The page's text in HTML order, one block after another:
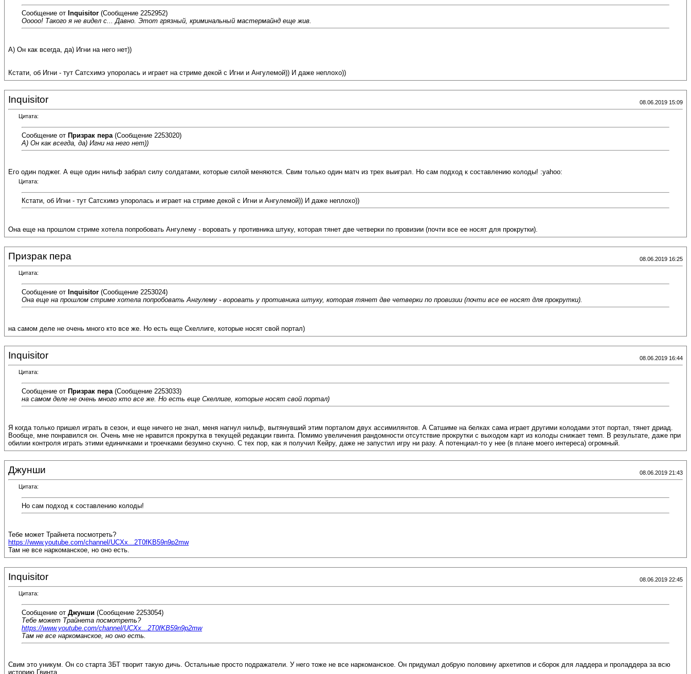
Сообщение от Inquisitor (Сообщение 2252952)
Ооооо! Такого я не видел с... Давно. Этот грязный, криминальный мастермайнд еще жив.
А) Он как всегда, да) Игни на него нет))
Кстати, об Игни - тут Сатсхимэ упоролась и играет на стриме декой с Игни и Ангулемой)) И даже неплохо))
Inquisitor 08.06.2019 15:09
Цитата:
Сообщение от Призрак пера (Сообщение 2253020)
А) Он как всегда, да) Игни на него нет))
Его один поджег. А еще один нильф забрал силу солдатами, которые силой меняются. Свим только один матч из трех выиграл. Но сам подход к составлению колоды! :yahoo:
Цитата:
Кстати, об Игни - тут Сатсхимэ упоролась и играет на стриме декой с Игни и Ангулемой)) И даже неплохо))
Она еще на прошлом стриме хотела попробовать Ангулему - воровать у противника штуку, которая тянет две четверки по провизии (почти все ее носят для прокрутки).
Призрак пера 08.06.2019 16:25
Цитата:
Сообщение от Inquisitor (Сообщение 2253024)
Она еще на прошлом стриме хотела попробовать Ангулему - воровать у противника штуку, которая тянет две четверки по провизии (почти все ее носят для прокрутки).
на самом деле не очень много кто все же. Но есть еще Скеллиге, которые носят свой портал)
Inquisitor 08.06.2019 16:44
Цитата:
Сообщение от Призрак пера (Сообщение 2253033)
на самом деле не очень много кто все же. Но есть еще Скеллиге, которые носят свой портал)
Я когда только пришел играть в сезон, и еще ничего не знал, меня нагнул нильф, вытянувший этим порталом двух ассимилянтов. А Сатшиме на белках сама играет другими колодами этот портал, тянет дриад.
Вообще, мне понравился он. Очень мне не нравится прокрутка в текущей редакции гвинта. Помимо увеличения рандомности отсутствие прокрутки с выходом карт из колоды снижает темп. В результате, даже при
обилии контроля играть этими единичками и троечками безумно скучно. С тех пор, как я получил Кейру, даже не запустил игру ни разу. А потенциал-то у нее (в плане моего интереса) огромный.
Джунши 08.06.2019 21:43
Цитата:
Но сам подход к составлению колоды!
Тебе может Трайнета посмотреть?
https://www.youtube.com/channel/UCXx...2T0fKB59n9p2mw
Там не все наркоманское, но оно есть.
Inquisitor 08.06.2019 22:45
Цитата:
Сообщение от Джунши (Сообщение 2253054)
Тебе может Трайнета посмотреть?
https://www.youtube.com/channel/UCXx...2T0fKB59n9p2mw
Там не все наркоманское, но оно есть.
Свим это уникум. Он со старта ЗБТ творит такую дичь. Остальные просто подражатели. У него тоже не все наркоманское. Он придумал добрую половину архетипов и сборок для ладдера и проладдера за всю
историю Гвинта.